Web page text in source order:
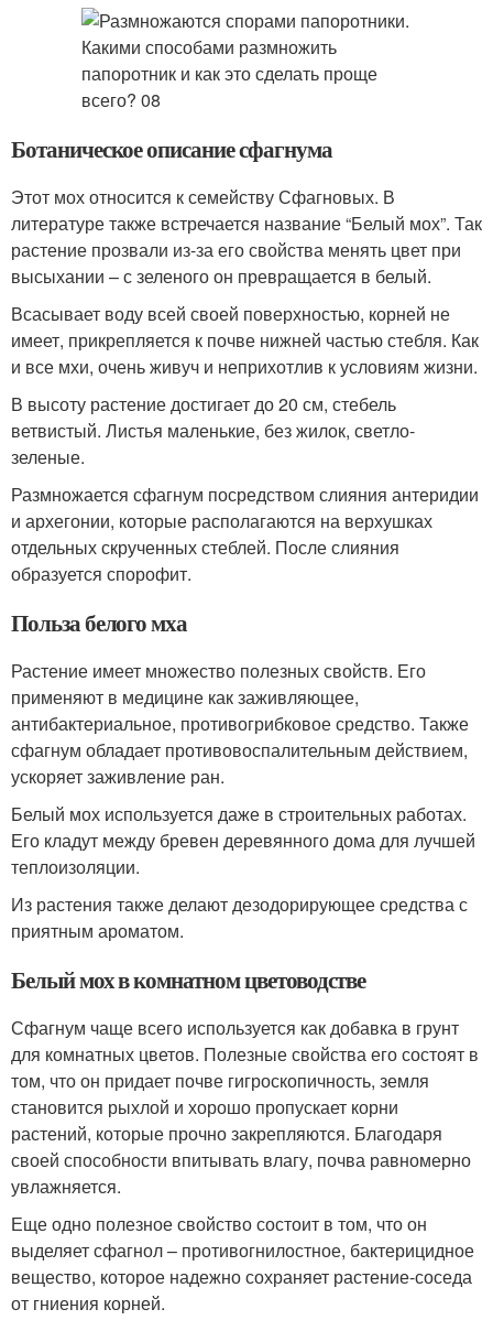
Ботаническое описание сфагнума
Этот мох относится к семейству Сфагновых. В
литературе также встречается название “Белый мох”. Так
растение прозвали из-за его свойства менять цвет при
высыхании – с зеленого он превращается в белый.
Всасывает воду всей своей поверхностью, корней не
имеет, прикрепляется к почве нижней частью стебля. Как
и все мхи, очень живуч и неприхотлив к условиям жизни.
В высоту растение достигает до 20 см, стебель
ветвистый. Листья маленькие, без жилок, светло-
зеленые.
Размножается сфагнум посредством слияния антеридии
и архегонии, которые располагаются на верхушках
отдельных скрученных стеблей. После слияния
образуется спорофит.
Польза белого мха
Растение имеет множество полезных свойств. Его
применяют в медицине как заживляющее,
антибактериальное, противогрибковое средство. Также
сфагнум обладает противовоспалительным действием,
ускоряет заживление ран.
Белый мох используется даже в строительных работах.
Его кладут между бревен деревянного дома для лучшей
теплоизоляции.
Из растения также делают дезодорирующее средства с
приятным ароматом.
Белый мох в комнатном цветоводстве
Сфагнум чаще всего используется как добавка в грунт
для комнатных цветов. Полезные свойства его состоят в
том, что он придает почве гигроскопичность, земля
становится рыхлой и хорошо пропускает корни
растений, которые прочно закрепляются. Благодаря
своей способности впитывать влагу, почва равномерно
увлажняется.
Еще одно полезное свойство состоит в том, что он
выделяет сфагнол – противогнилостное, бактерицидное
вещество, которое надежно сохраняет растение-соседа
от гниения корней.